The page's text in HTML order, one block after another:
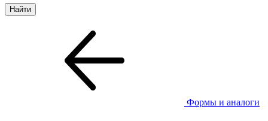
Формы и аналоги